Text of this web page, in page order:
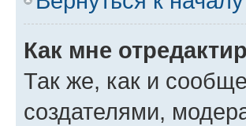
Как мне
Так же, как и
создателями,